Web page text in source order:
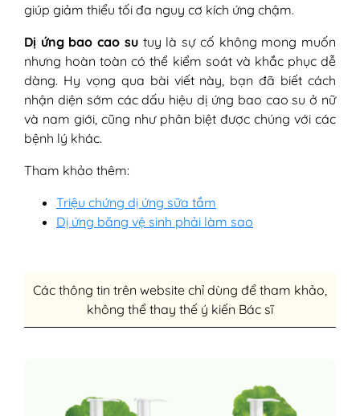
giúp giảm thiểu tối đa nguy cơ kích ứng chậm.
Dị ứng bao cao sutuy là sự cố không mong muốn
nhưng hoàn toàn có thể kiểm soát và khắc phục dễ
dàng. Hy vọng qua bài viết này, bạn đã biết cách
nhận diện sớm các dấu hiệu dị ứng bao cao su ở nữ
và nam giới, cũng như phân biệt được chúng với các
bệnh lý khác.
Tham khảo thêm:
Triệu chứng dị ứng sữa tắm
Dị ứng băng vệ sinh phải làm sao
Các thông tin trên website chỉ dùng để tham khảo,
không thể thay thế ý kiến Bác sĩ